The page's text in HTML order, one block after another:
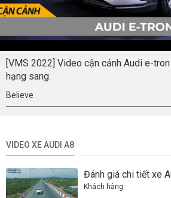
[VMS 2022] Video cận cảnh Audi e-
hạng sang
Believe
VIDEO XE AUDI A8
Đánh giá chi tiết xe
Khách hàng